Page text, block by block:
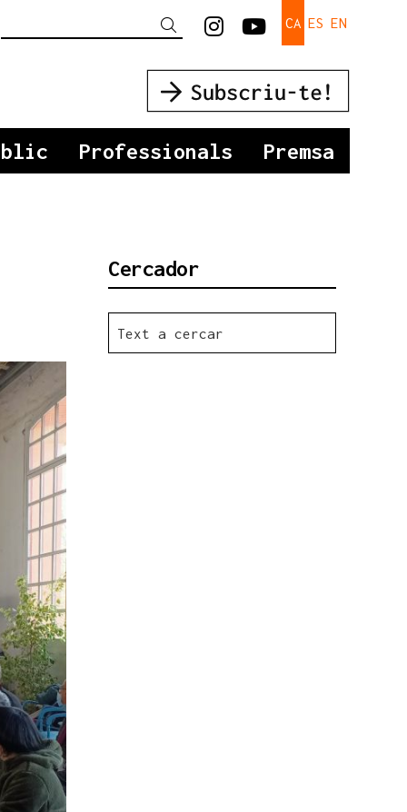
CA ES EN
Link a instagram
Link a
Cercar
Professionals Premsa
Cercador